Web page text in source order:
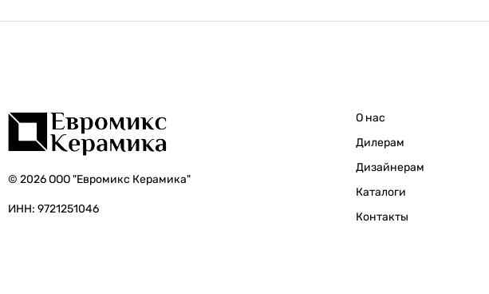
© 2026 ООО "Евромикс Керамика"
ИНН: 9721251046
О нас
Дилерам
Дизайнерам
Каталоги
Контакты